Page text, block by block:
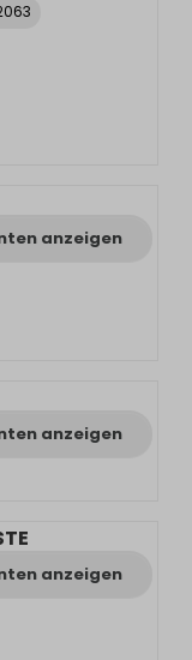
anzeigen
anzeigen
anzeigen